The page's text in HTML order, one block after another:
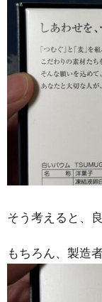
そう考えると、
もちろん、製造